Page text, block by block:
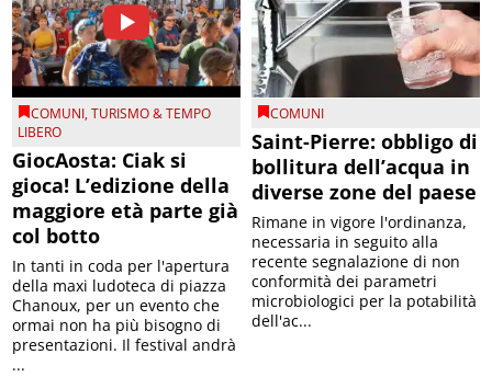
COMUNI,TURISMO & TEMPO
LIBERO
GiocAosta: Ciak si
gioca! L’edizione della
maggiore età parte già
col botto
In tanti in coda per l'apertura
della maxi ludoteca di piazza
Chanoux, per un evento che
ormai non ha più bisogno di
presentazioni. Il festival andrà
...
COMUNI
Saint-Pierre: obbligo di
bollitura dell’acqua in
diverse zone del paese
Rimane in vigore l'ordinanza,
necessaria in seguito alla
recente segnalazione di non
conformità dei parametri
microbiologici per la potabilità
dell'ac...